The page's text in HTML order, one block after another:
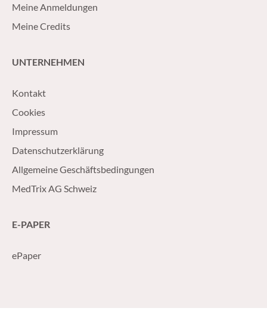
Meine Anmeldungen
Meine Credits
UNTERNEHMEN
Kontakt
Cookies
Impressum
Datenschutzerklärung
Allgemeine Geschäftsbedingungen
MedTrix AG Schweiz
E-PAPER
ePaper